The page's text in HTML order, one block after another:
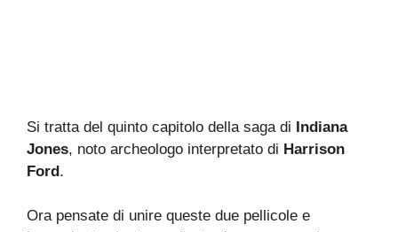
Si tratta del quinto capitolo della saga di Indiana
Jones, noto archeologo interpretato di Harrison
Ford.
Ora pensate di unire queste due pellicole e